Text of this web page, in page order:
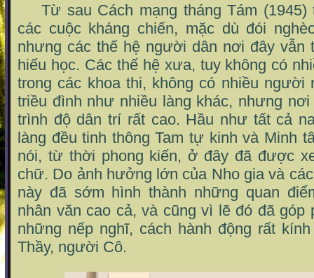
Từ sau Cách mạng tháng Tám (1945)
các cuộc kháng chiến, mặc dù đói
nhưng các thế hệ người dân nơi đây vẫn
hiếu học. Các thế hệ xưa, tuy không có
trong các khoa thi, không có nhiều người
triều đình như nhiều làng khác, nhưng
trình độ dân trí rất cao. Hầu như tất cả
làng đều tinh thông Tam tự kinh và Minh
nói, từ thời phong kiến, ở đây đã được
chữ. Do ảnh hưởng lớn của Nho gia và
này đã sớm hình thành những quan
nhân văn cao cả, và cũng vì lẽ đó đã góp
những nếp nghĩ, cách hành động rất
Thầy, người Cô.